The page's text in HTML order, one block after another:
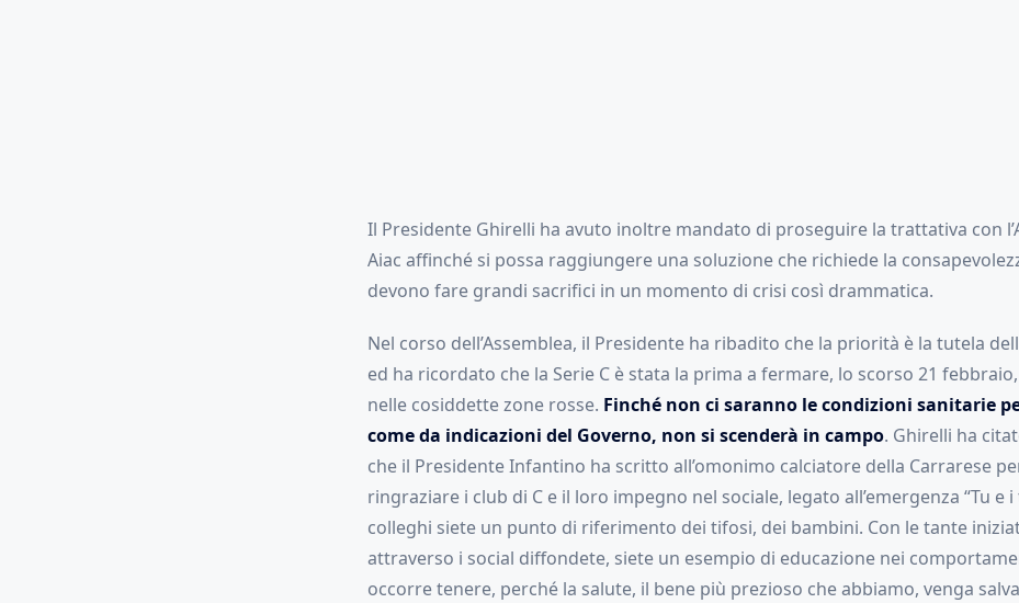
Il Presidente Ghirelli ha avuto inoltre mandato di proseguire la trattativa con
Aiac affinché si possa raggiungere una soluzione che richiede la
devono fare grandi sacrifici in un momento di crisi così drammatica.
Nel corso dell’Assemblea, il Presidente ha ribadito che la priorità è la tutela
ed ha ricordato che la Serie C è stata la prima a fermare, lo scorso 21
nelle cosiddette zone rosse. Finché non ci saranno le condizioni sanitarie
come da indicazioni del Governo, non si scenderà in campo. Ghirelli ha
che il Presidente Infantino ha scritto all’omonimo calciatore della Carrarese
ringraziare i club di C e il loro impegno nel sociale, legato all’emergenza “Tu e
colleghi siete un punto di riferimento dei tifosi, dei bambini. Con le tante
attraverso i social diffondete, siete un esempio di educazione nei
occorre tenere, perché la salute, il bene più prezioso che abbiamo, venga